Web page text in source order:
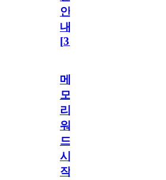
안
내
[31
메
모
리
워
드
시
작